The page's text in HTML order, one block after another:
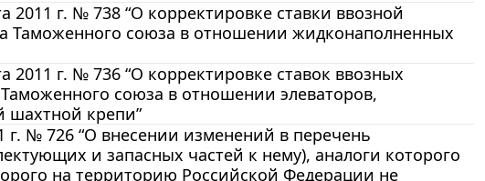
г. № 738 “О корректировке ставки ввозной
союза в отношении жидконаполненных
г. № 736 “О корректировке ставок ввозных
союза в отношении элеваторов,
шахтной крепи”
г. № 726 “О внесении изменений в перечень
и запасных частей к нему), аналоги которого
на территорию Российской Федерации не